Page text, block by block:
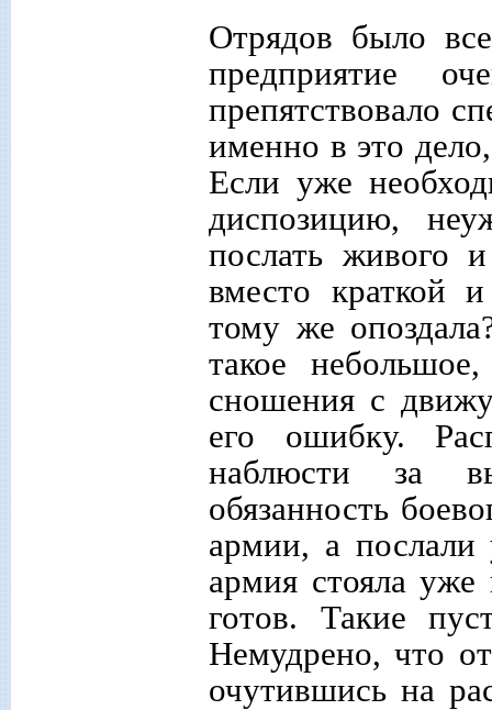
Отрядов было
предприятие
препятствовало
именно в это
Если уже
диспозицию,
послать живого
вместо краткой
тому же
такое
сношения с
его ошибку.
наблюсти за
обязанность
армии, а послали
армия стояла
готов. Такие
Немудрено, что
очутившись на